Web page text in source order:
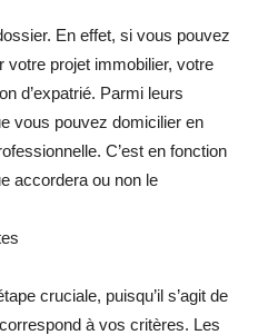
En effet, si vous pouvez
votre projet immobilier, votre
d’expatrié. Parmi leurs
vous pouvez domicilier en
C’est en fonction
accordera ou non le
cruciale, puisqu’il s’agit de
à vos critères. Les